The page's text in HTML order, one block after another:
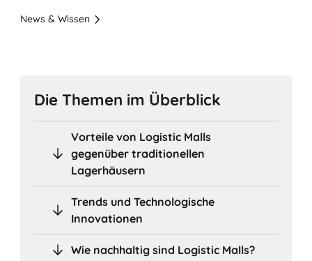
News & Wissen
Die Themen im Überblick
Vorteile von Logistic Malls
gegenüber traditionellen
Lagerhäusern
Trends und Technologische
Innovationen
Wie nachhaltig sind Logistic Malls?